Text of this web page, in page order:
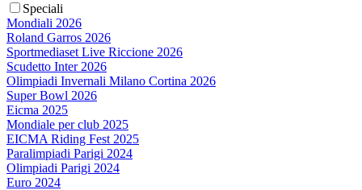
Speciali
Mondiali 2026
Roland Garros 2026
Sportmediaset Live Riccione 2026
Scudetto Inter 2026
Olimpiadi Invernali Milano Cortina 2026
Super Bowl 2026
Eicma 2025
Mondiale per club 2025
EICMA Riding Fest 2025
Paralimpiadi Parigi 2024
Olimpiadi Parigi 2024
Euro 2024